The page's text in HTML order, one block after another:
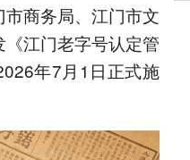
商务局、江门市文
江门老字号认定管
年7月1日正式施